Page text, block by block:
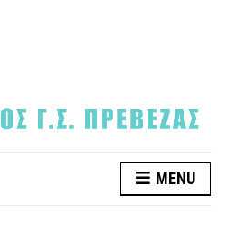
MENU